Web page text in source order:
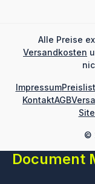
Alle Preise
Versandkosten
©
Impressum
KontaktAGB
Document